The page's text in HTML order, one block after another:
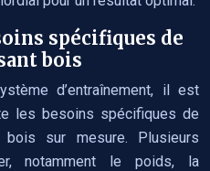
spécifiques de
bois
d’entraînement, il est
les besoins spécifiques de
sur mesure. Plusieurs
notamment le poids, la